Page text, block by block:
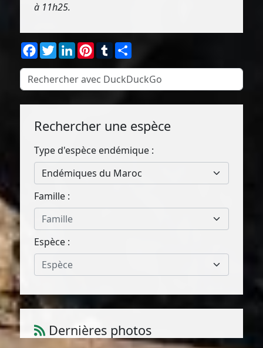
à 11h25.
Facebook
TwitterLinkedInPinterest
Tumblr
Rechercher une espèce
Type d'espèce endémique :
Endémiques du Maroc
Famille :
Famille
Espèce :
Espèce
Dernières photos
Carduus tenuiflorus Curtis